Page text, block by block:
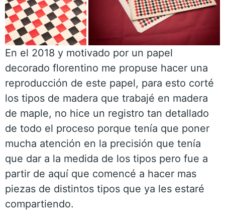
En el 2018 y motivado por un papel
decorado florentino me propuse hacer una
reproducción de este papel, para esto corté
los tipos de madera que trabajé en madera
de maple, no hice un registro tan detallado
de todo el proceso porque tenía que poner
mucha atención en la precisión que tenía
que dar a la medida de los tipos pero fue a
partir de aquí que comencé a hacer mas
piezas de distintos tipos que ya les estaré
compartiendo.